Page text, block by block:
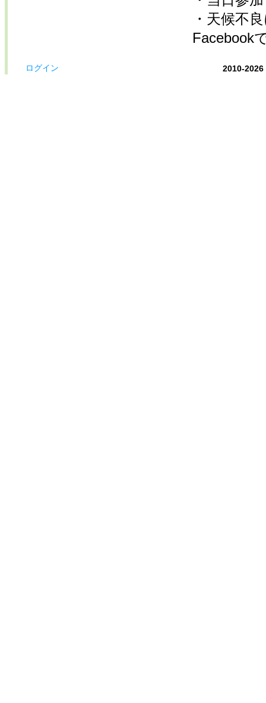
・天候不
Facebook
ログイン 2010-